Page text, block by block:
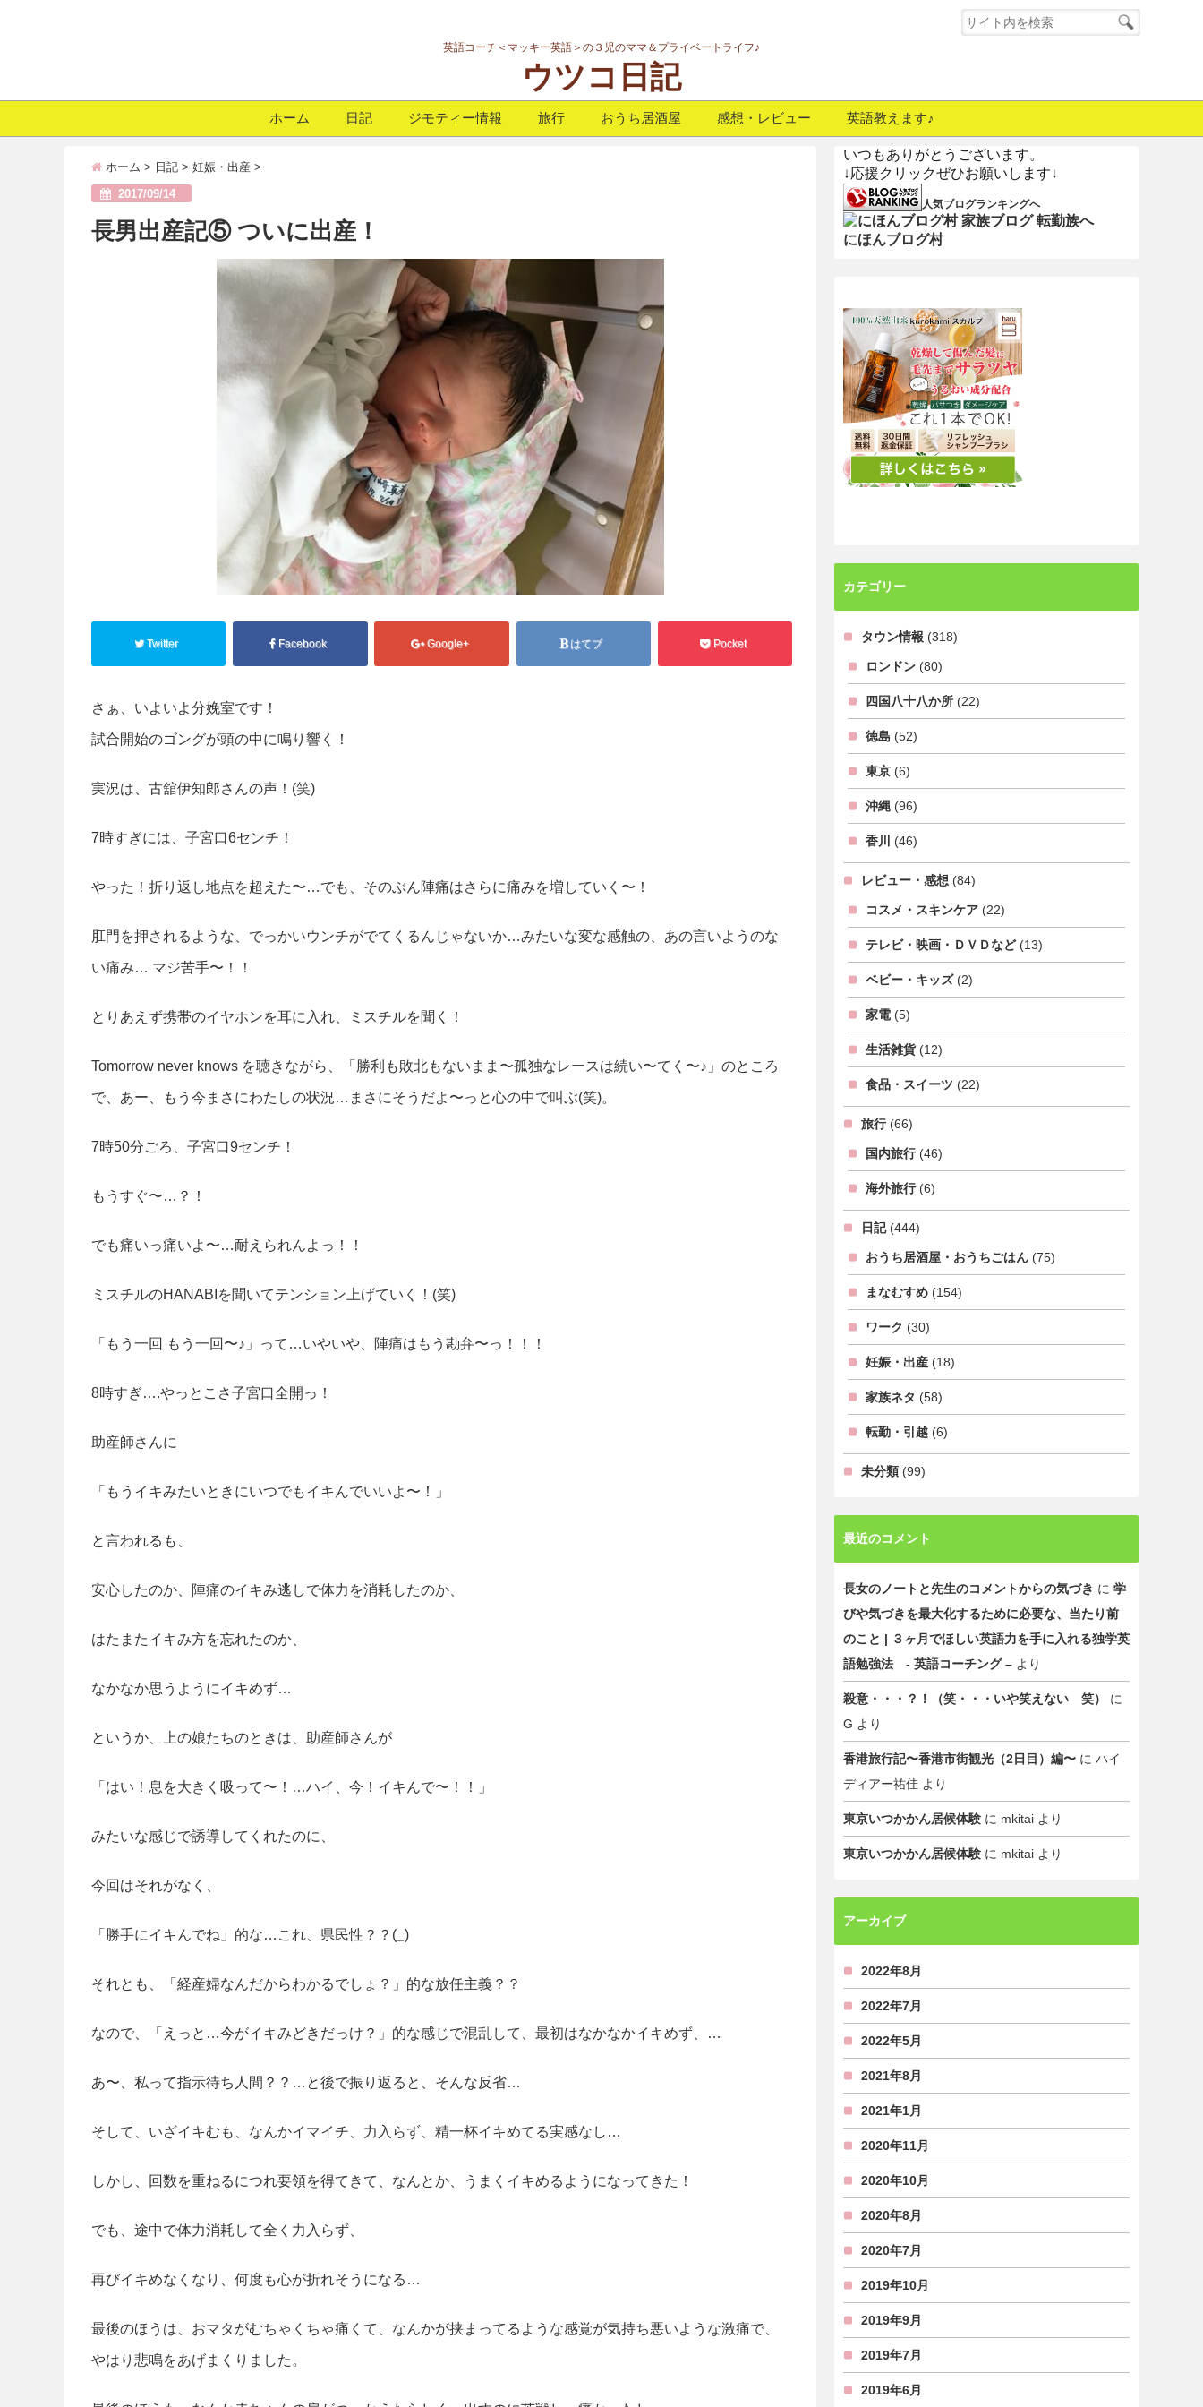
英語コーチ＜マッキー英語＞の３児のママ＆プライベートライフ♪
ウツコ日記
ホーム 日記 ジモティー情報 旅行 おうち居酒屋 感想・レビュー 英語教えます♪
ホーム > 日記 > 妊娠・出産 >
2017/09/14
長男出産記⑤ ついに出産！
Twitter Facebook Google+ はてブ Pocket
さぁ、いよいよ分娩室です！
試合開始のゴングが頭の中に鳴り響く！
実況は、古舘伊知郎さんの声！(笑)
7時すぎには、子宮口6センチ！
やった！折り返し地点を超えた〜…でも、そのぶん陣痛はさらに痛みを増していく〜！
肛門を押されるような、でっかいウンチがでてくるんじゃないか…みたいな変な感触の、あの言いようのな
い痛み… マジ苦手〜！！
とりあえず携帯のイヤホンを耳に入れ、ミスチルを聞く！
Tomorrow never knows を聴きながら、「勝利も敗北もないまま〜孤独なレースは続い〜てく〜♪」のところ
で、あー、もう今まさにわたしの状況…まさにそうだよ〜っと心の中で叫ぶ(笑)。
7時50分ごろ、子宮口9センチ！
もうすぐ〜…？！
でも痛いっ痛いよ〜…耐えられんよっ！！
ミスチルのHANABIを聞いてテンション上げていく！(笑)
「もう一回 もう一回〜♪」って…いやいや、陣痛はもう勘弁〜っ！！！
8時すぎ….やっとこさ子宮口全開っ！
助産師さんに
「もうイキみたいときにいつでもイキんでいいよ〜！」
と言われるも、
安心したのか、陣痛のイキみ逃しで体力を消耗したのか、
はたまたイキみ方を忘れたのか、
なかなか思うようにイキめず…
というか、上の娘たちのときは、助産師さんが
「はい！息を大きく吸って〜！…ハイ、今！イキんで〜！！」
みたいな感じで誘導してくれたのに、
今回はそれがなく、
「勝手にイキんでね」的な…これ、県民性？？( )
それとも、「経産婦なんだからわかるでしょ？」的な放任主義？？
なので、「えっと…今がイキみどきだっけ？」的な感じで混乱して、最初はなかなかイキめず、…
あ〜、私って指示待ち人間？？…と後で振り返ると、そんな反省…
そして、いざイキむも、なんかイマイチ、力入らず、精一杯イキめてる実感なし…
しかし、回数を重ねるにつれ要領を得てきて、なんとか、うまくイキめるようになってきた！
でも、途中で体力消耗して全く力入らず、
再びイキめなくなり、何度も心が折れそうになる…
最後のほうは、おマタがむちゃくちゃ痛くて、なんかが挟まってるような感覚が気持ち悪いような激痛で、
やはり悲鳴をあげまくりました。
いつもありがとうございます。
↓応援クリックぜひお願いします↓
人気ブログランキングへ
にほんブログ村
カテゴリー
タウン情報 (318)
ロンドン (80)
四国八十八か所 (22)
徳島 (52)
東京 (6)
沖縄 (96)
香川 (46)
レビュー・感想 (84)
コスメ・スキンケア (22)
テレビ・映画・ＤＶＤなど(13)
ベビー・キッズ(2)
家電 (5)
生活雑貨 (12)
食品・スイーツ (22)
旅行(66)
国内旅行(46)
海外旅行(6)
日記(444)
おうち居酒屋・おうちごはん (75)
まなむすめ (154)
ワーク (30)
妊娠・出産 (18)
家族ネタ (58)
転勤・引越 (6)
未分類 (99)
最近のコメント
長女のノートと先生のコメントからの気づき に 学
びや気づきを最大化するために必要な、当たり前
のこと | ３ヶ月でほしい英語力を手に入れる独学英
語勉強法 - 英語コーチング – より
殺意・・・？！（笑・・・いや笑えない 笑）
に
G より
香港旅行記〜香港市街観光（2日目）編〜 に ハイ
ディアー祐佳 より
東京いつかかん居候体験 に mkitai より
東京いつかかん居候体験 に mkitai より
アーカイブ
2022年8月
2022年7月
2022年5月
2021年8月
2021年1月
2020年11月
2020年10月
2020年8月
2020年7月
2019年10月
2019年9月
2019年7月
2019年6月